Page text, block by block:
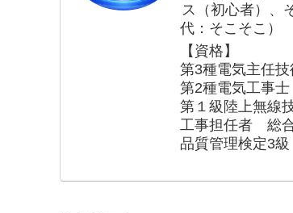
ス（初心者）、
代：そこそこ）
【資格】
第3種電気主任技
第2種電気工事士
第１級陸上無線
工事担任者 総
品質管理検定3級